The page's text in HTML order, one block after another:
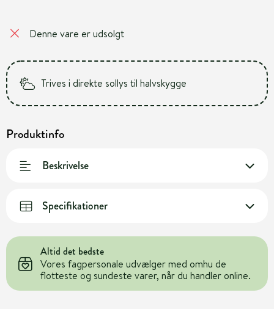
Denne vare er udsolgt
Trives i direkte sollys til halvskygge
Produktinfo
Beskrivelse
Specifikationer
Altid det bedste
Vores fagpersonale udvælger med omhu de
flotteste og sundeste varer, når du handler online.